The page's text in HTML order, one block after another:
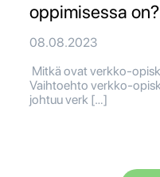
oppimisessa on?
08.08.2023
Mitkä ovat verkko-
Vaihtoehto verkko-
johtuu verk […]